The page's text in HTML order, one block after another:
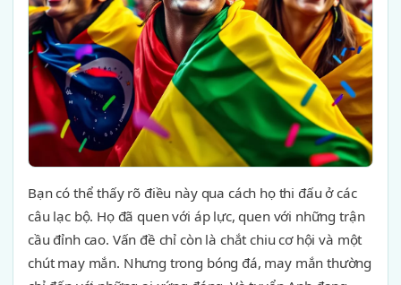
Bạn có thể thấy rõ điều này qua cách họ thi đấu ở các
câu lạc bộ. Họ đã quen với áp lực, quen với những trận
cầu đỉnh cao. Vấn đề chỉ còn là chắt chiu cơ hội và một
chút may mắn. Nhưng trong bóng đá, may mắn thường